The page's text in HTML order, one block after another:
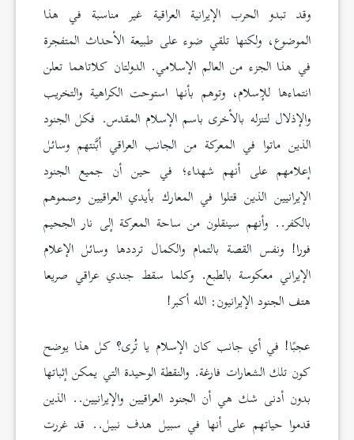
وقد تبدو الحرب الإيرانية العراقية غير مناسبة في هذا
الموضوع، ولكنها تلقي ضوء على طبيعة الأحداث المتفجرة
في هذا الجزء من العالم الإسلامي. الدولتان كلاتاهما تعلن
انتماءها للإسلام، وتوهم بأنها استوحت الكراهية والتخريب
والإذلال لتنزله بالأخرى باسم الإسلام المقدس. فكل الجنود
الذين ماتوا في المعركة من الجانب العراقي أبَّنتهم وسائل
إعلامهم على أنهم شهداء؛ في حين أن جميع الجنود
الإيرانيين الذين قتلوا في المعارك بأيدي العراقيين وصموهم
بالكفر.. وأنهم سينقلون من ساحة المعركة إلى نار الجحيم
فورا! ونفس القصة بالتمام والكمال ترددها وسائل الإعلام
الإيراني معكوسة بالطبع. وكلما سقط جندي عراقي صريعا
هتف الجنود الإيرانيون: الله أكبر!
عجبًا! في أي جانب كان الإسلام يا تُرى؟ كل هذا يوضح
كون تلك الشعارات فارغة. والنقطة الوحيدة التي يمكن إثباتها
بدون أدنى شك هي أن الجنود العراقيين والإيرانيين.. الذين
قدموا حياتهم على أنها في سبيل هدف نبيل.. قد غررت